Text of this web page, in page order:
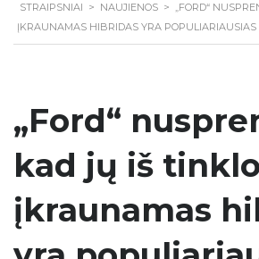
STRAIPSNIAI > NAUJIENOS > „FORD“
ĮKRAUNAMAS HIBRIDAS YRA POPULIARIAUSIAS
„Ford“
kad jų iš tinklo
įkraunamas